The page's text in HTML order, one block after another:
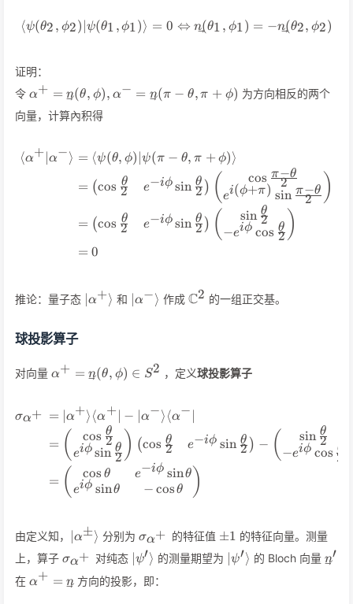
⟨ψ(θ2 , ϕ2) ∣ψ(θ1 , ϕ1)⟩ = 0 ⇔ n(θ1 , ϕ1) = −n(θ2, ϕ2)
证明：
令 \alpha^+=\vec{n}
(\theta,\phi),\alpha^-
=\vec{n}(\pi-
α+ = n(θ, ϕ), α− = n(π − θ, π + ϕ) 为方向相反的两个
向量，计算內积得
\begin{align*}
⟨α+ α−⟩ = ⟨ψ(θ, ϕ) ∣ψ(π − θ, π + ϕ)⟩
= (cos 2
θ e−iϕ sin 2
θ ) ( cos 2
π−θ
ei(ϕ+π) sin 2
π−θ )
= (cos 2
θ e−iϕ sin 2
θ ) ( sin 2
θ
−eiϕ cos 2
θ )
= 0
推论：量子态 \vert\alpha^+\rangle
α+⟩ 和 \vert\alpha^-
∣α−⟩ 作成\mathbb{C}^2
C2 的一组正交基。
球投影算子
对向量 \alpha^+=\vec{n}
(\theta,\phi)\in
α+ = n(θ, ϕ) ∈ S2 ，定义球投影算子
\begin{align*}
σα+ = ∣α+⟩ ⟨α+ ∣ − ∣α−⟩ ⟨α− ∣
= ( cos 2
θ
eiϕ sin 2
θ ) (cos 2
θ e−iϕ sin 2
θ ) − ( sin 2
θ
−eiϕ cos 2
θ
= ( cos θ
eiϕ sinθ
e−iϕ sinθ
− cos θ )
由定义知， \vert\alpha^\pm\rangle
α±⟩ 分别为\sigma_{\alpha^+}
σα+ 的特征值 \pm
±1 的特征向量。测量
上，算子 \sigma_{\alpha^+}
σα+ 对纯态 \vert\psi'\rangle
ψ′⟩ 的测量期望为 \vert\psi'\rangle
∣ψ′⟩ 的 Bloch 向量 \vec
n′
在 \alpha^+=\vec{n}
α+ = n 方向的投影，即：